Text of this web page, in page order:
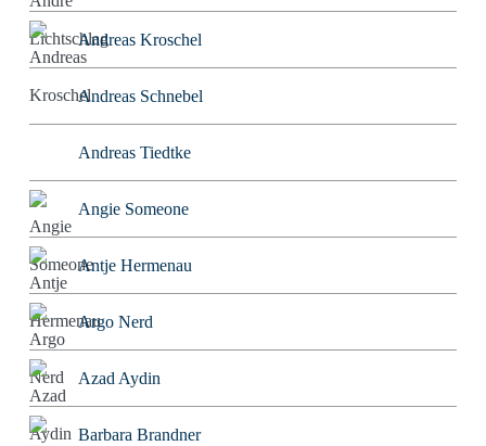
Andreas Kroschel
Andreas Schnebel
Andreas Tiedtke
Angie Someone
Antje Hermenau
Argo Nerd
Azad Aydin
Barbara Brandner